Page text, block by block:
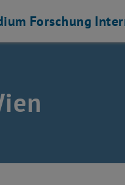
Forschung